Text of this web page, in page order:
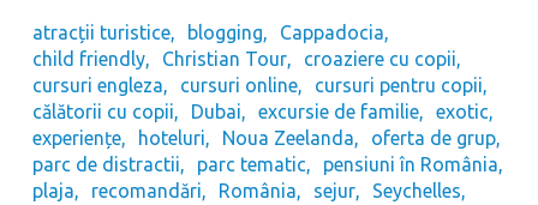
atracții turistice blogging
Cappadocia
child friendly
Christian Tour
croaziere cu copii
cursuri engleza
cursuri online
cursuri pentru copii
călătorii cu copii
Dubai excursie de familie
exotic
experiențe
hoteluri Noua Zeelanda
oferta de grup
parc de distractii
parc tematic
pensiuni în România
plaja
recomandări România sejur
Seychelles